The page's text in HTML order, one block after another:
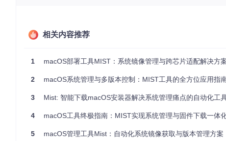
macOS Tahoe (16.x)：包含最新特性的预览版本
![Mist应用界面](https://raw.gitcode.com/GitHub_Trending/mis/
Mist 不仅能下载原始安装文件，还提供了多种格式转换功能，满
支持的输出格式包括：
标准 DMG 磁盘镜像：适合本地备份和分发
相关内容推荐
1 macOS部署工具MIST：系统镜像管理与跨芯片适配解决方
2 macOS系统管理与多版本控制：MIST工具的全方位应用指
3 Mist: 智能下载macOS安装器解决系统管理痛点的自动化工
4 macOS工具终极指南：MIST实现系统管理与固件下载一体
5 macOS管理工具Mist：自动化系统镜像获取与版本管理方案